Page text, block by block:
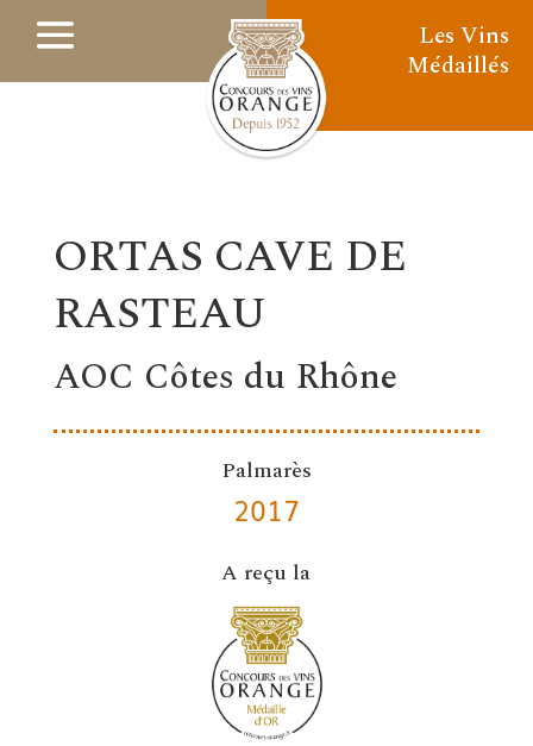
Les Vins
Médaillés
ORTAS CAVE DE
RASTEAU
AOC Côtes du Rhône
Palmarès
2017
A reçu la